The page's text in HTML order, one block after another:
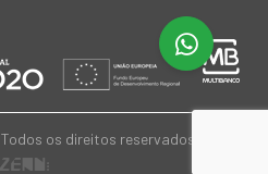
Todos os direitos reservados